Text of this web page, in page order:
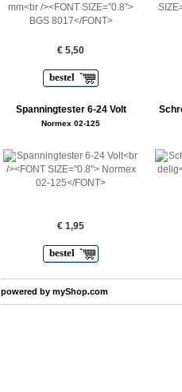
€ 5,50
bestel
Spanningtester 6-24 Volt
Normex 02-125
€ 1,95
bestel
powered by myShop.com